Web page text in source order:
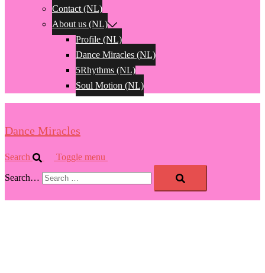
Contact (NL)
About us (NL)
Profile (NL)
Dance Miracles (NL)
5Rhythms (NL)
Soul Motion (NL)
Dance Miracles
Search Toggle menu
Search…